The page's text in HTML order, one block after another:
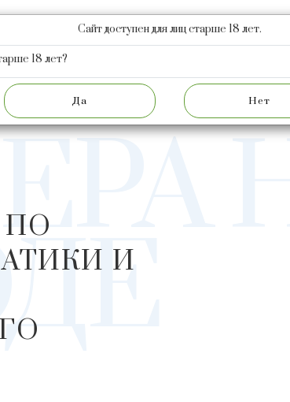
НОВОСТИ
ПО
И
Сайт доступен для лиц старше 18 лет.
18 лет?